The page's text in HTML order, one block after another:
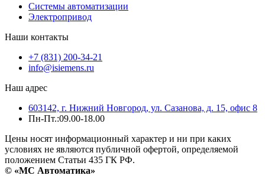
Системы автоматизации
Электропривод
Наши контакты
+7 (831) 200-34-21
info@isiemens.ru
Наш адрес
603142, г. Нижний Новгород, ул. Сазанова, д. 15, офис 8
Пн-Пт.:09.00-18.00
Цены носят информационный характер и ни при каких
условиях не являются публичной офертой, определяемой
положением Статьи 435 ГК РФ.
© «МС Автоматика»